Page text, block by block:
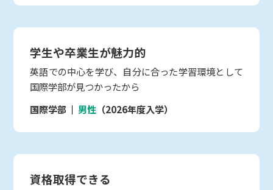
学生や卒業生が魅力的
英語での中心を学び、自分に合った学習環境として
国際学部が見つかったから
国際学部
男性 （2026年度入学）
資格取得できる